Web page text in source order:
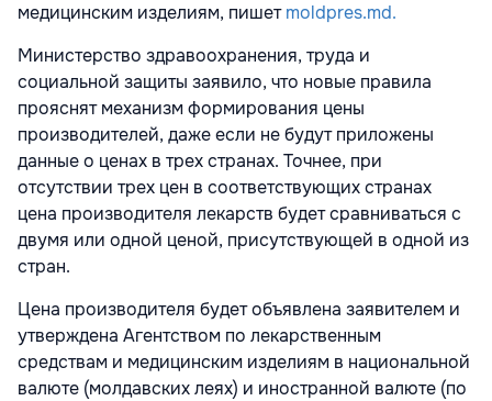
медицинским изделиям, пишетmoldpres.md.
Министерство здравоохранения, труда и
социальной защиты заявило, что новые правила
прояснят механизм формирования цены
производителей, даже если не будут приложены
данные о ценах в трех странах. Точнее, при
отсутствии трех цен в соответствующих странах
цена производителя лекарств будет сравниваться с
двумя или одной ценой, присутствующей в одной из
стран.
Цена производителя будет объявлена заявителем и
утверждена Агентством по лекарственным
средствам и медицинским изделиям в национальной
валюте (молдавских леях) и иностранной валюте (по